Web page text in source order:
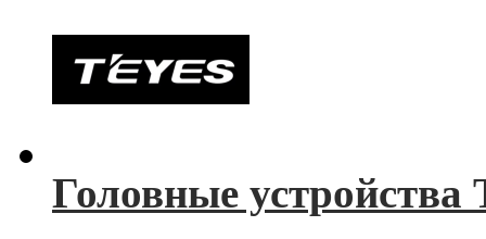
Головные устройства